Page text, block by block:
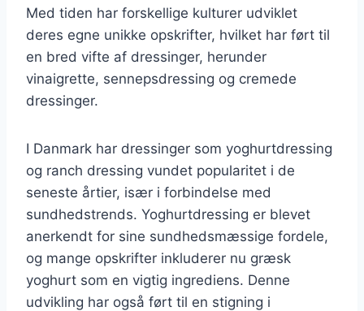
Med tiden har forskellige kulturer udviklet
deres egne unikke opskrifter, hvilket har ført til
en bred vifte af dressinger, herunder
vinaigrette, sennepsdressing og cremede
dressinger.
I Danmark har dressinger som yoghurtdressing
og ranch dressing vundet popularitet i de
seneste årtier, især i forbindelse med
sundhedstrends. Yoghurtdressing er blevet
anerkendt for sine sundhedsmæssige fordele,
og mange opskrifter inkluderer nu græsk
yoghurt som en vigtig ingrediens. Denne
udvikling har også ført til en stigning i